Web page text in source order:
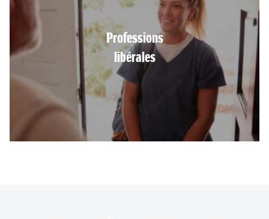
Professions
libérales